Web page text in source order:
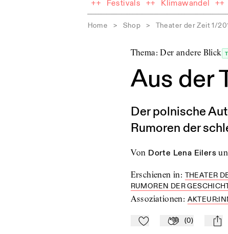
++ Festivals ++ Klimawandel ++
Home > Shop > Theater der Zeit 1/
Thema: Der andere Blick
Aus der
Der polnische
Rumoren der
von Dorte Lena Eilers
Erschienen in: THEATER
RUMOREN DER
Assoziationen:
Zu Mein-TdZ hinzufügen
Applaudieren
(0) mail